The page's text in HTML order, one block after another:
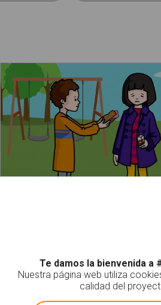
El niño comparte el bocadillo
Te damos la bienvenida a
Nuestra página web utiliza
calidad del
! Not valid!